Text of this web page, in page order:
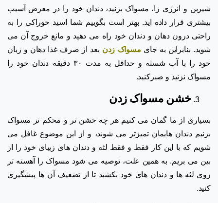
شیرین و انرژی زا، مسواک بزنید، دندان خود را در معرض آسیب
بیشتری قرار داده اید. بهتر است بگوییم شما اسید خوراکی را به
راحتی درون دهان و دندان خود راه می دهید و مانع خروج آن می
شوید. بنابراین به جای مسواک زدن بعد از صرف غذا دهان و زبان
خود را با آب شسته و حداقل به مدت ۳۰ دقیقه دندان خود را
مسواک نزنید و صبرکنید.
خشن مسواک زدن
بسیاری از ما گمان می کنیم هر چه خشن تر و محکم تر مسواک
بزنیم دندان هایمان تمیزتر می شوند، و از این موضوع غافل می
شویم که با این کار فقط و فقط لثه و دندان های زیبای خود را از
بین می بریم. به همین علت، توصیه می شود مسواک را آهسته تر
روی لثه ها و دندان های خود بکشید تا از تضعیف آن ها پیشگیری
کنید.